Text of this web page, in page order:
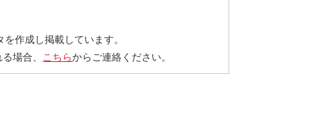
作成し掲載しています。
場合、 こちらからご連絡ください。